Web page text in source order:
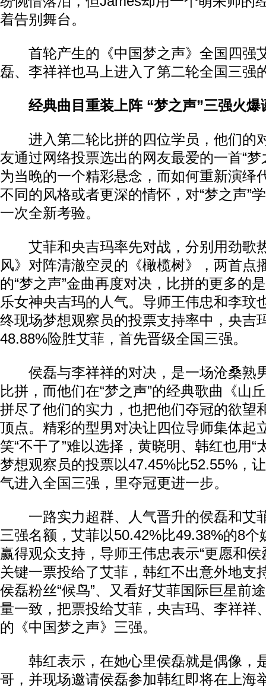
着告别舞台。
首轮产生的《中国梦之声》全国四强
磊、李祥祥也马上进入了第二轮全国三强
经典曲目重装上阵 “梦之声”三强火爆
进入第二轮比拼的四位学员，他们的
友通过网络投票选出的网友最爱的一首“梦
为当晚的一个精彩悬念，而如何重新演绎
不同的风格或者更深的情怀，对“梦之声”
一次全新考验。
艾菲和央吉玛率先对战，分别用劲歌
风》对阵清澈空灵的《橄榄树》，两首点
的“梦之声”金曲再度对决，比拼的更多的
乐女神央吉玛的人气。导师王伟忠和李玟
终现场梦想观察员的投票支持率中，央吉
48.88%险胜艾菲，首先晋级全国三强。
侯磊与李祥祥的对决，是一场沧桑熟
比拼，而他们在“梦之声”的经典歌曲《山
拼尽了他们的实力，也把他们夺冠的欲望
顶点。精彩的型男对决让四位导师集体起
笑“不干了”难以选择，黄晓明、韩红也用“
梦想观察员的投票以47.45%比52.55%，
气进入全国三强，里夺冠更进一步。
一路实力超群、人气晋升的侯磊和艾
三强名额，艾菲以50.42%比49.38%的8个
赢得观众支持，导师王伟忠表示“更愿和侯
关键一票投给了艾菲，韩红不出意外地支
侯磊粉丝“候鸟”、又看好艾菲国际巨星前
量一致，把票投给艾菲，央吉玛、李祥祥
的《中国梦之声》三强。
韩红表示，在她心里侯磊就是偶像，
哥，并现场邀请侯磊参加韩红即将在上海